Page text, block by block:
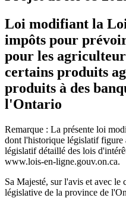
Loi modifiant la
impôts pour
pour les
certains produits
produits à des
l'Ontario
Remarque : La présente loi
dont l'historique législatif figure
législatif détaillé des lois
www.lois-en-ligne.gouv.on.ca.
Sa Majesté, sur l'avis et avec le
législative de la province de